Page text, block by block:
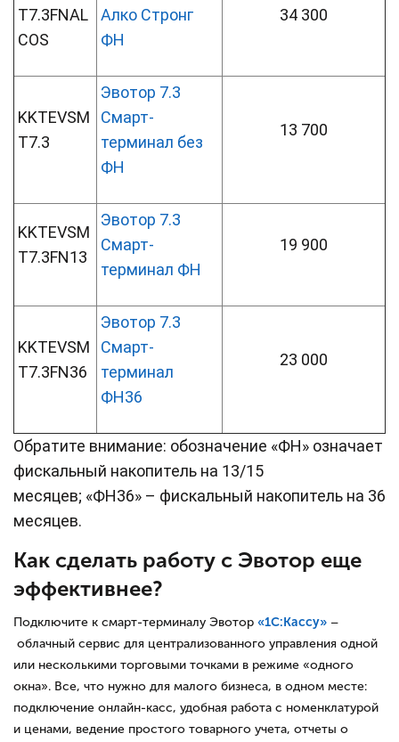
T7.3FNAL
COS
Алко Стронг
ФН
34 300
KKTEVSM
T7.3
Эвотор 7.3
Смарт-
терминал без
ФН
13 700
KKTEVSM
T7.3FN13
Эвотор 7.3
Смарт-
терминал ФН
19 900
KKTEVSM
T7.3FN36
Эвотор 7.3
Смарт-
терминал
ФН36
23 000
Обратите внимание: обозначение «ФН» означает
фискальный накопитель на 13/15
месяцев; «ФН36» – фискальный накопитель на 36
месяцев.
Как сделать работу с Эвотор еще
эффективнее?
Подключите к смарт-терминалу Эвотор «1С:Кассу» –
облачный сервис для централизованного управления одной
или несколькими торговыми точками в режиме «одного
окна». Все, что нужно для малого бизнеса, в одном месте:
подключение онлайн-касс, удобная работа с номенклатурой
и ценами, ведение простого товарного учета, отчеты о